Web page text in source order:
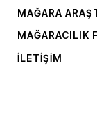
MAĞARA
MAĞARACILIK
İLETIŞIM